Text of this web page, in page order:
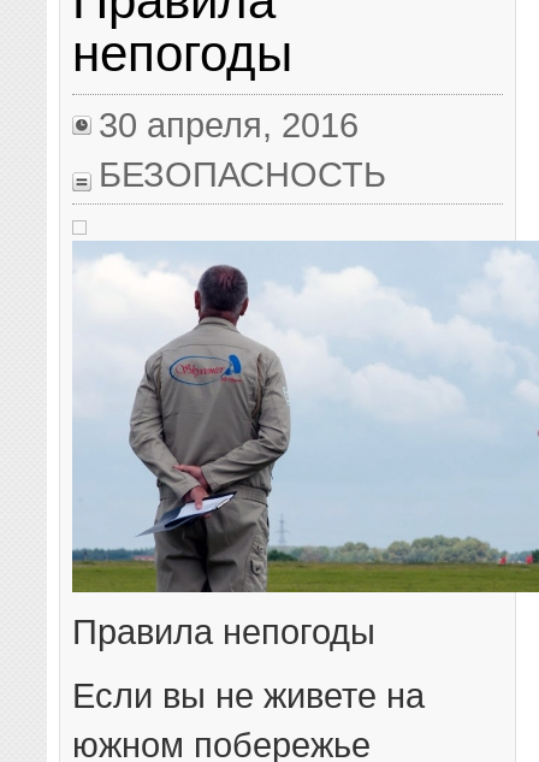
непогоды
30 апреля, 2016
БЕЗОПАСНОСТЬ
Правила непогоды
Если вы не живете на
южном побережье